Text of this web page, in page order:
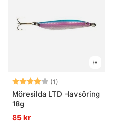
Betyg: (1)
Möresilda LTD Havsöring
18g
85 kr